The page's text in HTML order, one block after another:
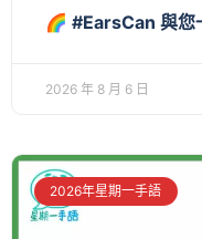
🌈 #EarsCan 與您
2026 年 8 月 6 日
2026年星期一手語